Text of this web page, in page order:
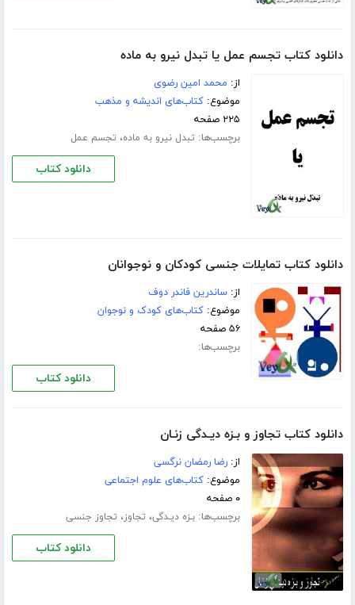
دانلود کتاب تجسم عمل یا تبدل نیرو به ماده
از: محمد امین رضوی
موضوع:کتاب‌های اندیشه و مذهب
۲۲۵ صفحه
برچسب‌ها: تبدل نیرو به ماده، تجسم عمل
دانلود کتاب
دانلود کتاب تمایلات جنسی کودکان و نوجوانان
از:ساندرین فاندر دوف
موضوع:کتاب‌های کودک و نوجوان
۵۶ صفحه
برچسب‌ها:
دانلود کتاب
دانلود کتاب تجاوز و بـزه دیـدگی زنـان
از:رضا رمضان نرگسی
موضوع:کتاب‌های علوم اجتماعی
۰ صفحه
برچسب‌ها:بـزه دیـدگی، تجاوز، تجاوز جنسی
دانلود کتاب